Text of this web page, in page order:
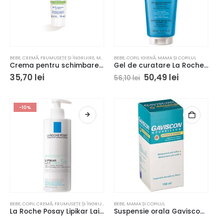
BEBE,CREMĂ, FRUMUSEȚE ȘI ÎNGRIJIRE, MAMA ȘI COPILUL
Crema pentru schimbarea scutecului Dodie, 99% ingrediente de origine naturala, 75 ml
35,70 lei
BEBE,COPII, IGIENĂ, MAMA ȘI COPILUL
Gel de curatare La Roche-Posay Lipikar piele sensibila 200 ml
56,10lei Prețul
inițial
fost:
56,10 lei.
50,49 leiPrețul
-10%
produs
BEBE,COPII,CREMĂ, FRUMUSEȚE ȘI ÎNGRIJIRE MAMA ȘI COPILUL
La Roche Posay Lipikar Lait Urea 5+ Emulsie calmanta
BEBE, MAMA ȘI COPILUL
Suspensie orala Gaviscon Nourrissons 150 ml